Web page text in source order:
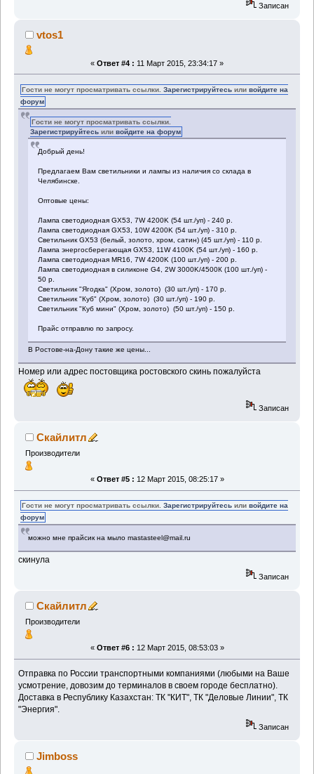
Записан
vtos1
« Ответ #4 : 11 Март 2015, 23:34:17 »
Гости не могут просматривать ссылки.Зарегистрируйтесь иливойдите на
форум
Гости не могут просматривать ссылки.
Зарегистрируйтесь иливойдите на форум
Добрый день!
Предлагаем Вам светильники и лампы из наличия со склада в
Челябинске.
Оптовые цены:
Лампа светодиодная GX53, 7W 4200K (54 шт./уп) - 240 р.
Лампа светодиодная GX53, 10W 4200K (54 шт./уп) - 310 р.
Светильник GX53 (белый, золото, хром, сатин) (45 шт./уп) - 110 р.
Лампа энергосберегающая GX53, 11W 4100K (54 шт./уп) - 160 р.
Лампа светодиодная MR16, 7W 4200K (100 шт./уп) - 200 р.
Лампа светодиодная в силиконе G4, 2W 3000K/4500К (100 шт./уп) -
50 р.
Светильник "Ягодка" (Хром, золото) (30 шт./уп) - 170 р.
Светильник "Куб" (Хром, золото) (30 шт./уп) - 190 р.
Светильник "Куб мини" (Хром, золото) (50 шт./уп) - 150 р.
Прайс отправлю по запросу.
В Ростове-на-Дону такие же цены...
Номер или адрес постовщика ростовского скинь пожалуйста
Записан
Скайлитл
Производители
« Ответ #5 : 12 Март 2015, 08:25:17 »
Гости не могут просматривать ссылки.Зарегистрируйтесь иливойдите на
форум
можно мне прайсик на мыло mastasteel@mail.ru
скинула
Записан
Скайлитл
Производители
« Ответ #6 : 12 Март 2015, 08:53:03 »
Отправка по России транспортными компаниями (любыми на Ваше
усмотрение, довозим до терминалов в своем городе бесплатно).
Доставка в Республику Казахстан: ТК "КИТ", ТК "Деловые Линии", ТК
"Энергия".
Записан
Jimboss